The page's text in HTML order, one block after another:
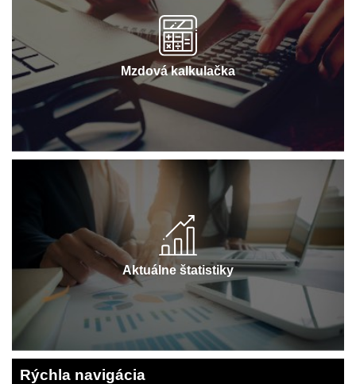
Mzdová kalkulačka
Aktuálne štatistiky
Rýchla navigácia